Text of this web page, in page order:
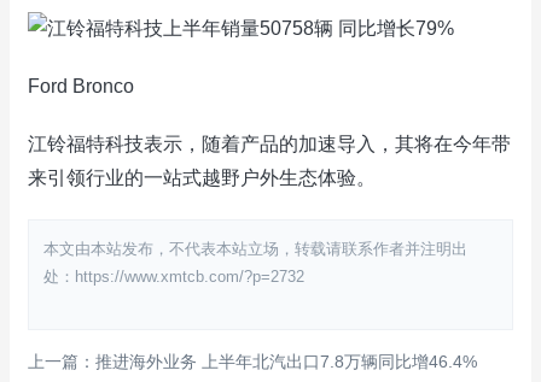
Ford Bronco
江铃福特科技表示，随着产品的加速导入，其将在今年带
来引领行业的一站式越野户外生态体验。
本文由本站发布，不代表本站立场，转载请联系作者并注明出
处：https://www.xmtcb.com/?p=2732
上一篇：推进海外业务 上半年北汽出口7.8万辆同比增46.4%